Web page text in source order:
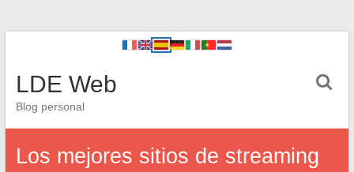
LDE Web
Blog personal
Los mejores sitios de streaming